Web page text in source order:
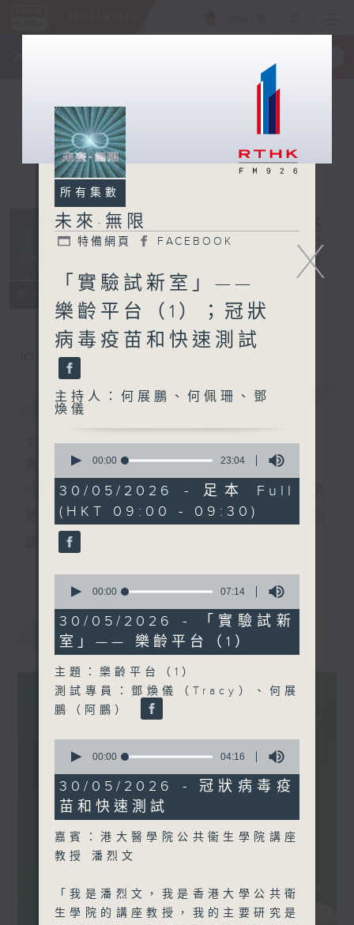
電台直播
特備網頁 FACEBOOK
您喜歡這個節目嗎?
簡介 GIST
主持人：何展鵬、何佩珊、鄧煥儀
身處世界關鍵的轉折，需要眼界和知識。
**每個星期六，我們會邀請一位科學家，介紹在其研究
範疇內一個正在影響世界未來發展、我們不可不知的
趨勢，以專業和視野來培養具前瞻的預測與洞察力。
何應用於日常生活，透過研發者介紹、配合現場實
測、在不同應用場境展示技術效能。同時亦會邀請使
用者分享使用心得及感受，展示科技如何提升生活質
素，拓闊聽眾對科技應用的想像。
星期六早上，讓我們看遠一點，看到未來的無限可
監製: 蕭洛汶、張璟瑩
最新 LATEST
X
所有集數
未來·無限
特備網頁 FACEBOOK
「實驗試新室」——
樂齡平台（1）；冠狀
病毒疫苗和快速測試
主持人：何展鵬、何佩珊、鄧
煥儀
seconds
23
minutes,
4
seconds
00:00 23:04
30/05/2026 - 足本 Full
(HKT 09:00 - 09:30)
seconds
7
minutes,
14
seconds
00:00 07:14
30/05/2026 - 「實驗試新
室」—— 樂齡平台（1）
主題：樂齡平台（1）
測試專員：鄧煥儀（Tracy）、何展
鵬（阿鵬）
seconds
4
minutes,
16
seconds
00:00 04:16
30/05/2026 - 冠狀病毒疫
苗和快速測試
嘉賓：港大醫學院公共衞生學院講座
教授 潘烈文
「我是潘烈文，我是香港大學公共衛
生學院的講座教授，我的主要研究是